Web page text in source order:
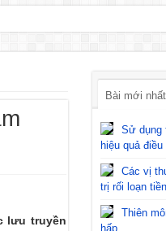
lưu truyền
Bài mới nhất
Sử dụng
hiệu quả
Các vị
trị rối loạn
Thiên
hấp